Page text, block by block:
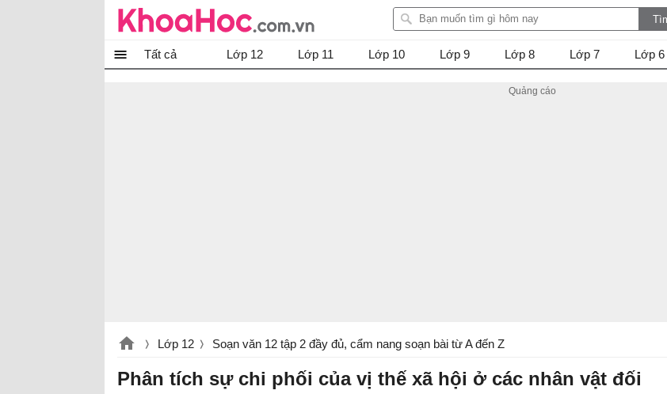
Tất cả Lớp 12 Lớp 11 Lớp 10 Lớp 9 Lớp 8 Lớp 7 Lớp 6
Lớp 12 Soạn văn 12 tập 2 đầy đủ, cẩm nang soạn bài từ A đến Z
Phân tích sự chi phối của vị thế xã hội ở các nhân vật đối